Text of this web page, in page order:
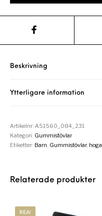
Beskrivning
Ytterligare information
Artikelnr:A51560_084_231
Kategori: Gummistövlar
Etiketter: Barn Gummistövlar, hoga
Relaterade produkter
REA!